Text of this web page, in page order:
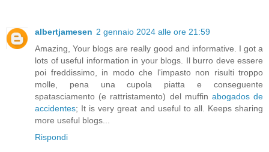
albertjamesen 2 gennaio 2024 alle ore 21:59
Amazing, Your blogs are really good and informative. I got a
lots of useful information in your blogs. Il burro deve essere
poi freddissimo, in modo che l'impasto non risulti troppo
molle, pena una cupola piatta e conseguente
spatasciamento (e rattristamento) del muffin abogados de
accidentes; It is very great and useful to all. Keeps sharing
more useful blogs...
Rispondi